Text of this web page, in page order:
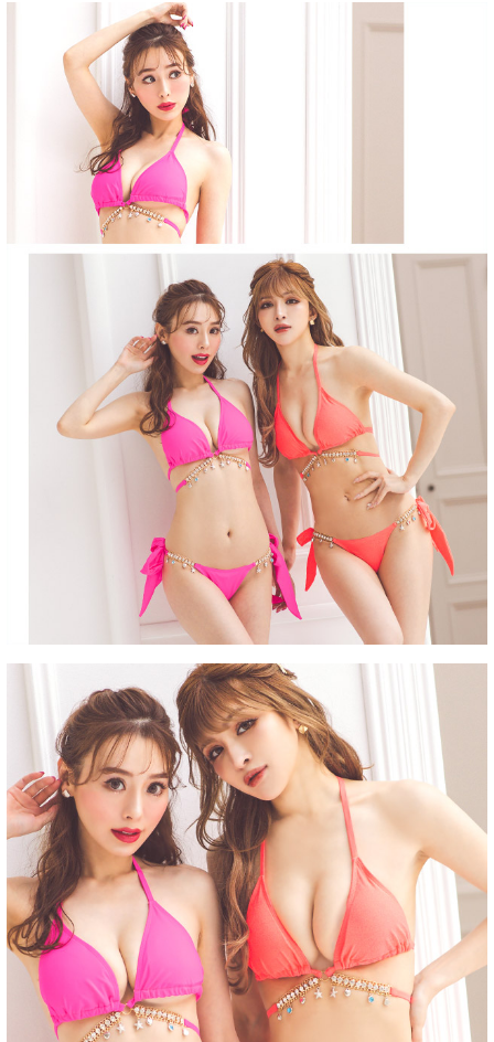
■セット内容
■洗濯方法
■注意事項